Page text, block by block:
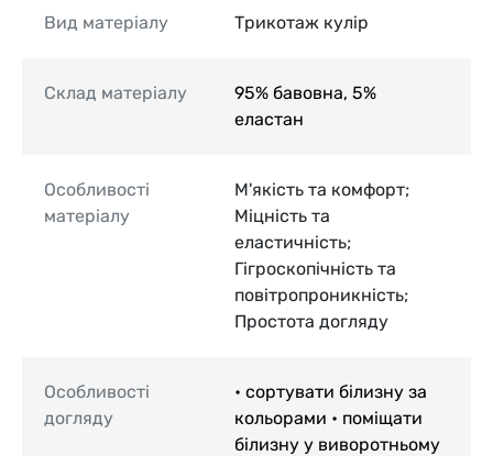
Вид матеріалу Трикотаж кулір
Склад матеріалу
95% бавовна, 5%
еластан
Особливості
матеріалу
М'якість та комфорт;
Міцність та
еластичність;
Гігроскопічність та
повітропроникність;
Простота догляду
Особливості
догляду
• сортувати білизну за
кольорами • поміщати
білизну у виворотньому